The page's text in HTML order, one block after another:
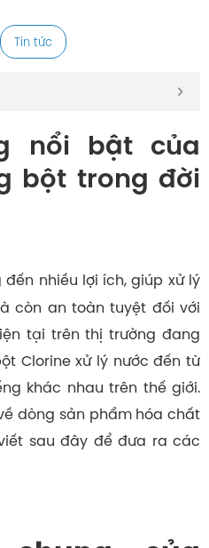
Tin tức
nổi bật của
bột trong đời
đến nhiều lợi ích, giúp xử lý
còn an toàn tuyệt đối với
tại trên thị trường đang
Clorine xử lý nước đến từ
khác nhau trên thế giới.
dòng sản phẩm hóa chất
sau đây để đưa ra các